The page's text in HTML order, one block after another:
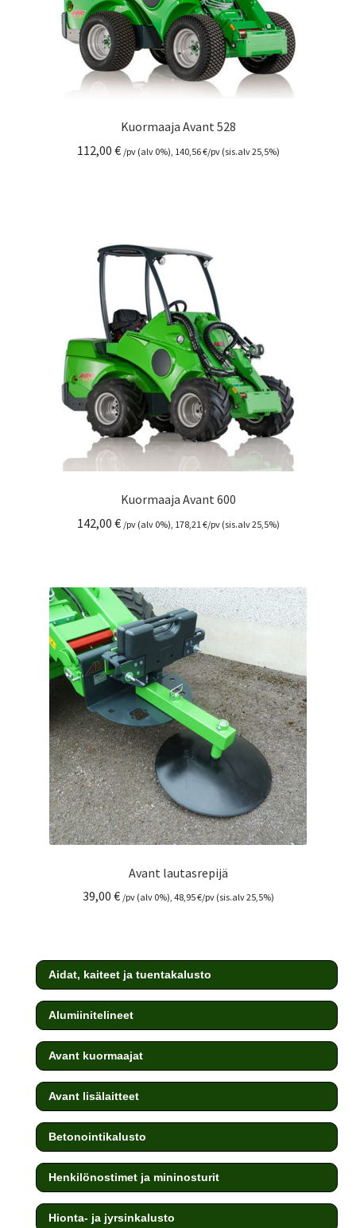
Kuormaaja Avant 528
112,00 € /pv (alv 0%), 140,56€/pv (sis.alv 25,5%)
Kuormaaja Avant 600
142,00 € /pv (alv 0%), 178,21 €/pv (sis.alv 25,5%)
Avant lautasrepijä
39,00 € /pv (alv 0%), 48,95€/pv (sis.alv 25,5%)
Aidat, kaiteet ja tuentakalusto
Alumiinitelineet
Avant kuormaajat
Avant lisälaitteet
Betonointikalusto
Henkilönostimet ja mininosturit
Hionta- ja jyrsinkalusto